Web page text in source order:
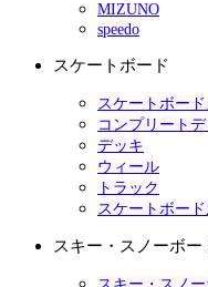
MIZUNO
speedo
スケートボード
スケートボー
コンプリート
デッキ
ウィール
トラック
スケートボー
スキー・スノーボー